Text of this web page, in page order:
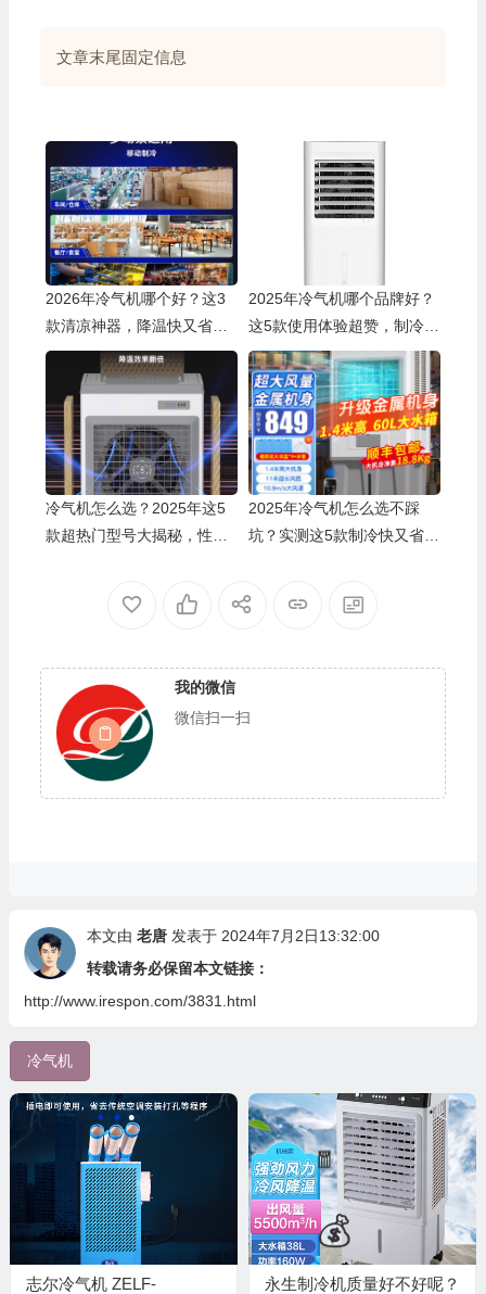
文章末尾固定信息
2026年冷气机哪个好？这3
款清凉神器，降温快又省
电，夏天必备
2025年冷气机哪个品牌好？
这5款使用体验超赞，制冷
快、静音效果佳，绝对值得
入手
冷气机怎么选？2025年这5
款超热门型号大揭秘，性能
2025年冷气机怎么选不踩
坑？实测这5款制冷快又省
我的微信
微信扫一扫
本文由 老唐发表于 2024年7月2日13:32:00
转载请务必保留本文链接：
http://www.irespon.com/3831.html
冷气机
志尔冷气机 ZELF-
永生制冷机质量好不好呢？
🎁